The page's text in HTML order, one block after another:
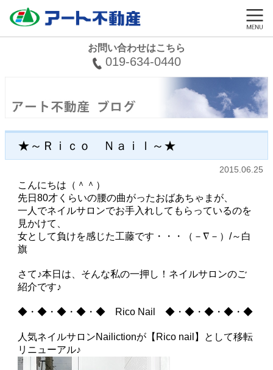
お問い合わせはこちら
019-634-0440
★～Ｒｉｃｏ Ｎａｉｌ～★
2015.06.25
こんにちは（＾＾）
先日80才くらいの腰の曲がったおばあちゃまが、
一人でネイルサロンでお手入れしてもらっているのを
見かけて、
女として負けを感じた工藤です・・・（－∇－）/～白
旗
さて♪本日は、そんな私の一押し！ネイルサロンのご
紹介です♪
◆・◆・◆・◆・◆ Rico Nail ◆・◆・◆・◆・◆
人気ネイルサロンNailictionが【Rico nail】として移転
リニューアル♪